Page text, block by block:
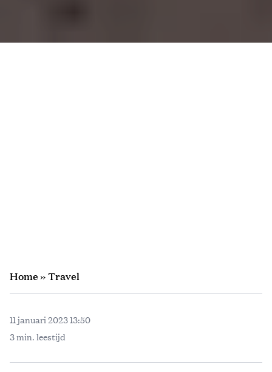
Home»Travel
11 januari 2023 13:50
3 min. leestijd